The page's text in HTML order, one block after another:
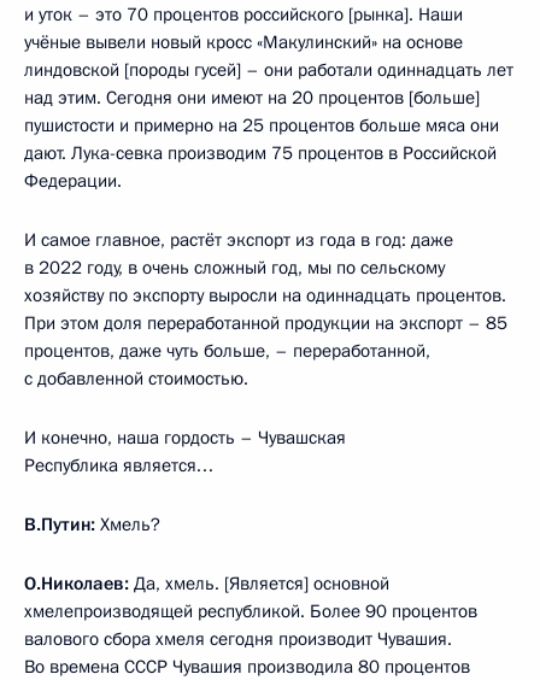
и уток – это 70 процентов российского [рынка]. Наши
учёные вывели новый кросс «Макулинский» на основе
линдовской [породы гусей] – они работали одиннадцать лет
над этим. Сегодня они имеют на 20 процентов [больше]
пушистости и примерно на 25 процентов больше мяса они
дают. Лука-севка производим 75 процентов в Российской
Федерации.
И самое главное, растёт экспорт из года в год: даже
в 2022 году, в очень сложный год, мы по сельскому
хозяйству по экспорту выросли на одиннадцать процентов.
При этом доля переработанной продукции на экспорт – 85
процентов, даже чуть больше, – переработанной,
с добавленной стоимостью.
И конечно, наша гордость – Чувашская
Республика является…
В.Путин: Хмель?
О.Николаев: Да, хмель. [Является] основной
хмелепроизводящей республикой. Более 90 процентов
валового сбора хмеля сегодня производит Чувашия.
Во времена СССР Чувашия производила 80 процентов